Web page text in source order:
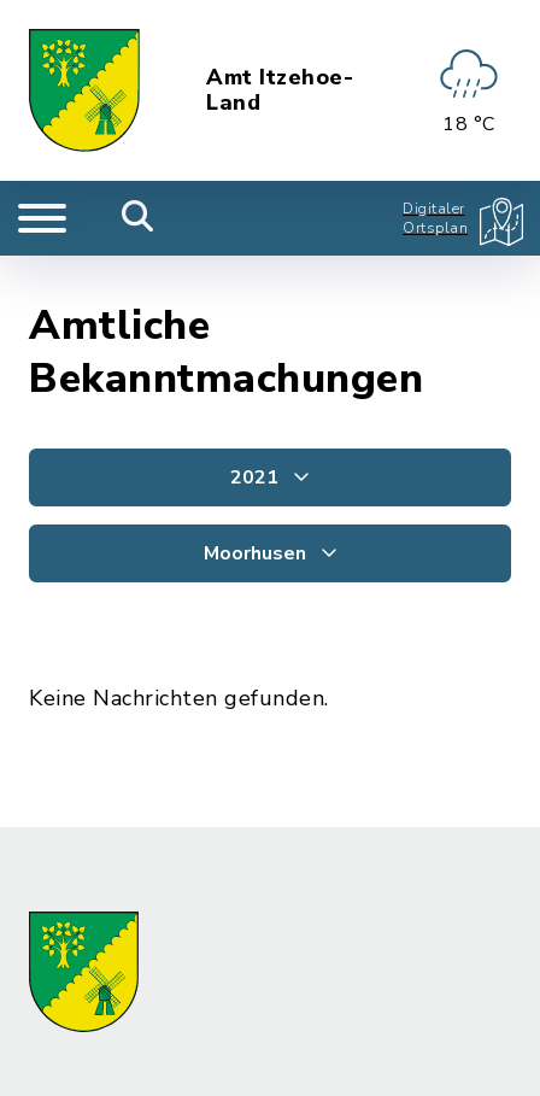
Amt Itzehoe-
Land
18 °C
Digitaler
Ortsplan
Amtliche
Bekanntmachungen
2021
Moorhusen
Keine Nachrichten gefunden.